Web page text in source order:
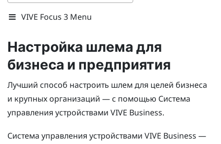
VIVE Focus 3 Menu
Настройка шлема для
бизнеса и предприятия
Лучший способ настроить шлем для целей бизнеса
и крупных организаций — с помощью Система
управления устройствами VIVE Business.
Система управления устройствами VIVE Business —